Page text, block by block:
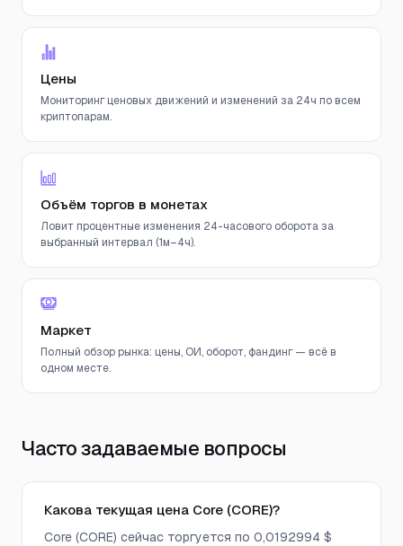
Цены
Мониторинг ценовых движений и изменений за 24ч по всем
криптопарам.
Объём торгов в монетах
Ловит процентные изменения 24-часового оборота за
выбранный интервал (1м–4ч).
Маркет
Полный обзор рынка: цены, ОИ, оборот, фандинг — всё в
одном месте.
Часто задаваемые вопросы
Какова текущая цена Core (CORE)?
Core (CORE) сейчас торгуется по 0,0192994 $